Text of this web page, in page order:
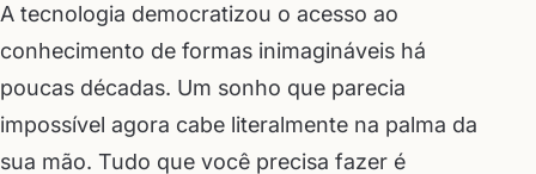
A tecnologia democratizou o acesso ao
conhecimento de formas inimagináveis há
poucas décadas. Um sonho que parecia
impossível agora cabe literalmente na palma da
sua mão. Tudo que você precisa fazer é